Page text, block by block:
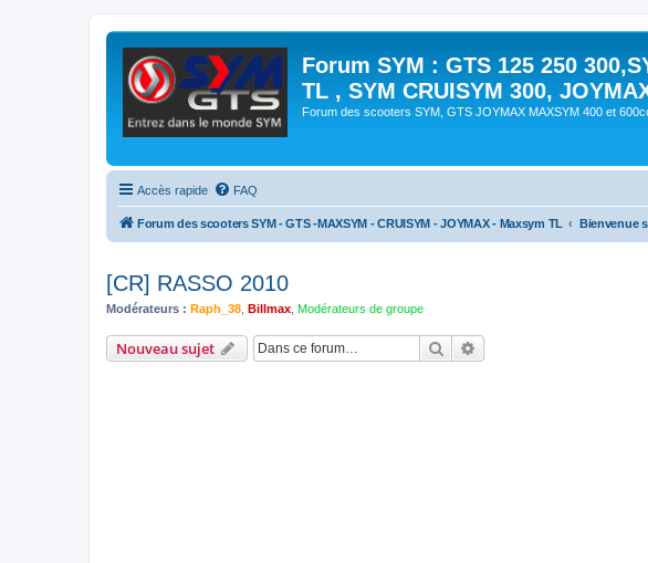
Forum SYM : GTS 125 250
TL , SYM CRUISYM 300,
Forum des scooters SYM, GTS JOYMAX MAXSYM 400 et
Accès rapide FAQ
Forum des scooters SYM - GTS -MAXSYM - CRUISYM - JOYMAX - Maxsym TL Bienvenue
[CR] RASSO 2010
Modérateurs : Raph_38 Billmax Modérateurs de groupe
Nouveau sujet Rechercher